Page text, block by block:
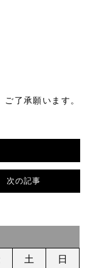
了承願います。
次の記事
土 日